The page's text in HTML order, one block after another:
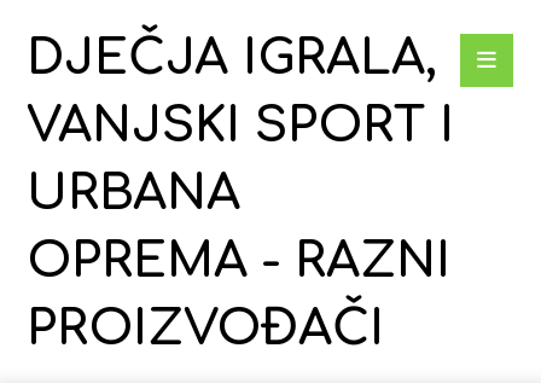
DJEČJA IGRALA,
VANJSKI SPORT I
URBANA
OPREMA - RAZNI
PROIZVOĐAČI